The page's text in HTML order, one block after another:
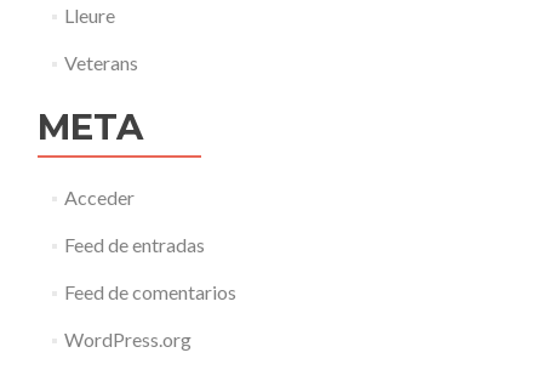
Lleure
Veterans
META
Acceder
Feed de entradas
Feed de comentarios
WordPress.org